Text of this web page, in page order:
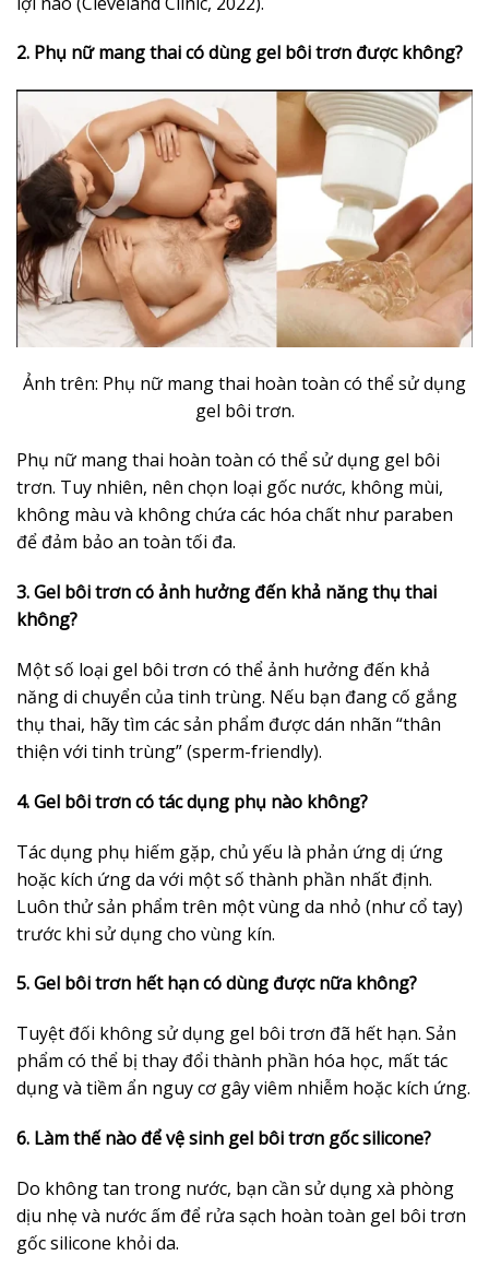
2. Phụ nữ mang thai có dùng gel bôi trơn được không?
Ảnh trên: Phụ nữ mang thai hoàn toàn có thể sử dụng
gel bôi trơn.
Phụ nữ mang thai hoàn toàn có thể sử dụng gel bôi
trơn. Tuy nhiên, nên chọn loại gốc nước, không mùi,
không màu và không chứa các hóa chất như paraben
để đảm bảo an toàn tối đa.
3. Gel bôi trơn có ảnh hưởng đến khả năng thụ thai
không?
Một số loại gel bôi trơn có thể ảnh hưởng đến khả
năng di chuyển của tinh trùng. Nếu bạn đang cố gắng
thụ thai, hãy tìm các sản phẩm được dán nhãn “thân
thiện với tinh trùng” (sperm-friendly).
4. Gel bôi trơn có tác dụng phụ nào không?
Tác dụng phụ hiếm gặp, chủ yếu là phản ứng dị ứng
hoặc kích ứng da với một số thành phần nhất định.
Luôn thử sản phẩm trên một vùng da nhỏ (như cổ tay)
trước khi sử dụng cho vùng kín.
5. Gel bôi trơn hết hạn có dùng được nữa không?
Tuyệt đối không sử dụng gel bôi trơn đã hết hạn. Sản
phẩm có thể bị thay đổi thành phần hóa học, mất tác
dụng và tiềm ẩn nguy cơ gây viêm nhiễm hoặc kích ứng.
6. Làm thế nào để vệ sinh gel bôi trơn gốc silicone?
Do không tan trong nước, bạn cần sử dụng xà phòng
dịu nhẹ và nước ấm để rửa sạch hoàn toàn gel bôi trơn
gốc silicone khỏi da.